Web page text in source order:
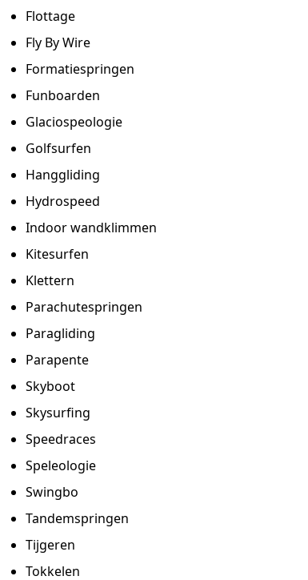
Flottage
Fly By Wire
Formatiespringen
Funboarden
Glaciospeologie
Golfsurfen
Hanggliding
Hydrospeed
Indoor wandklimmen
Kitesurfen
Klettern
Parachutespringen
Paragliding
Parapente
Skyboot
Skysurfing
Speedraces
Speleologie
Swingbo
Tandemspringen
Tijgeren
Tokkelen